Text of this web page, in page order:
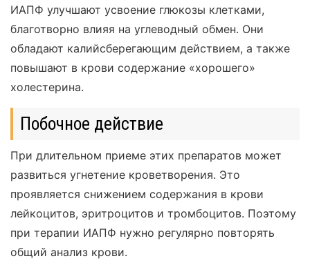
ИАПФ улучшают усвоение глюкозы клетками,
благотворно влияя на углеводный обмен. Они
обладают калийсберегающим действием, а также
повышают в крови содержание «хорошего»
холестерина.
Побочное действие
При длительном приеме этих препаратов может
развиться угнетение кроветворения. Это
проявляется снижением содержания в крови
лейкоцитов, эритроцитов и тромбоцитов. Поэтому
при терапии ИАПФ нужно регулярно повторять
общий анализ крови.